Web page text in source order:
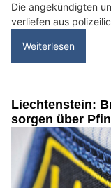
Die angekündigten
verliefen aus
Weiterlesen
Liechtenstein:
sorgen über